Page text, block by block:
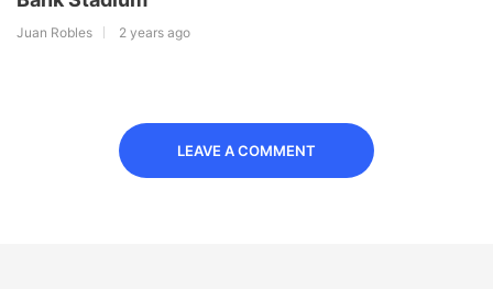
Juan Robles 2 years ago
LEAVE A COMMENT